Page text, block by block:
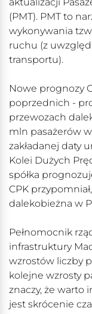
(PMT). PMT to
wykonywania
ruchu (z
transportu).
Nowe prognozy
poprzednich -
przewozach
mln pasażerów w
zakładanej daty
Kolei Dużych
spółka
CPK
dalekobieżna w
Pełnomocnik
infrastruktury
wzrostów liczby
kolejne wzrosty
znaczy, że warto
jest skrócenie